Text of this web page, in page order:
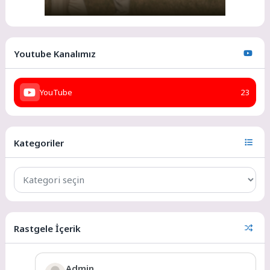
Youtube Kanalımız
YouTube 23
Kategoriler
Rastgele İçerik